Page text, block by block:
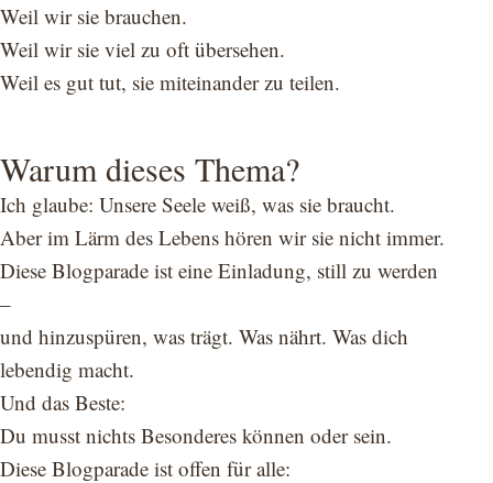
Weil wir sie brauchen.
Weil wir sie viel zu oft übersehen.
Weil es gut tut, sie miteinander zu teilen.
Warum dieses Thema?
Ich glaube: Unsere Seele weiß, was sie braucht.
Aber im Lärm des Lebens hören wir sie nicht immer.
Diese Blogparade ist eine Einladung, still zu werden
–
und hinzuspüren, was trägt. Was nährt. Was dich
lebendig macht.
Und das Beste:
Du musst nichts Besonderes können oder sein.
Diese Blogparade ist offen für alle: